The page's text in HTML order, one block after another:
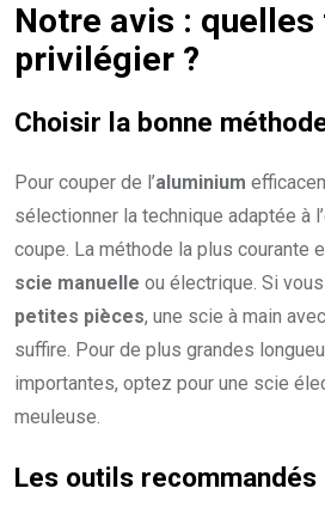
Notre avis : quelles
privilégier ?
Choisir la bonne
Pour couper de l’aluminium
sélectionner la technique adaptée à
coupe. La méthode la plus courante
scie manuelle ou électrique. Si
petites pièces, une scie à main
suffire. Pour de plus grandes
importantes, optez pour une scie
meuleuse.
Les outils recommandés